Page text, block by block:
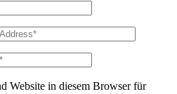
Website in diesem Browser für